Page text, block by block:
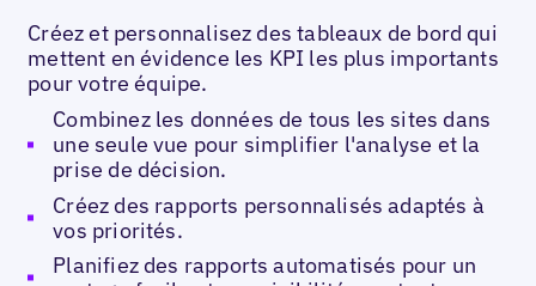
Créez et personnalisez des tableaux de bord qui
mettent en évidence les KPI les plus importants
pour votre équipe.
Combinez les données de tous les sites dans
une seule vue pour simplifier l'analyse et la
prise de décision.
Créez des rapports personnalisés adaptés à
vos priorités.
Planifiez des rapports automatisés pour un